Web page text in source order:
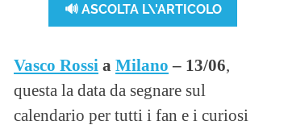
🔊 ASCOLTA L\'ARTICOLO
Vasco Rossi a Milano – 13/06
questa la data da segnare sul
calendario per tutti i fan e i curiosi